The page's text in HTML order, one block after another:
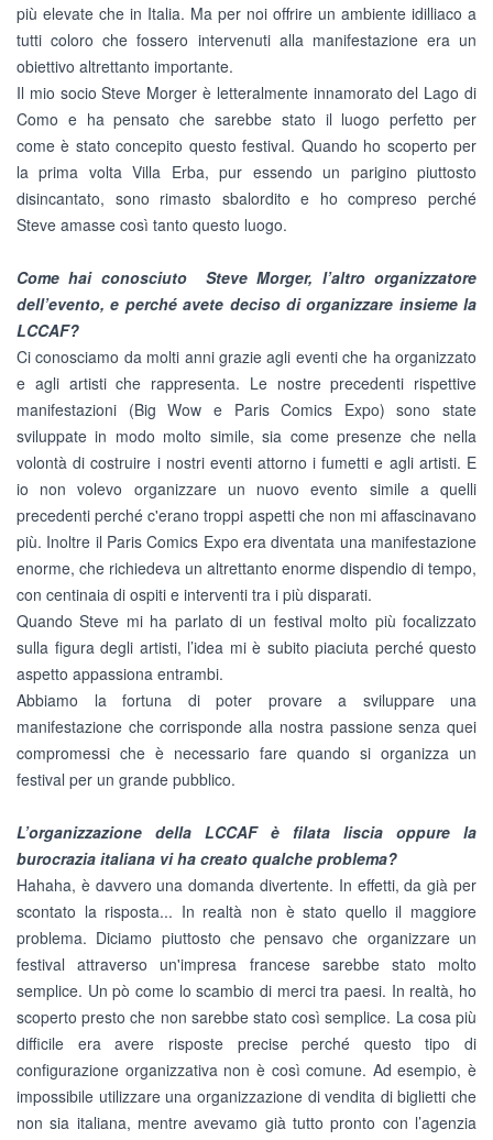
più elevate che in Italia. Ma per noi offrire un ambiente idilliaco a
tutti coloro che fossero intervenuti alla manifestazione era un
obiettivo altrettanto importante.
Il mio socio Steve Morger è letteralmente innamorato del Lago di
Como e ha pensato che sarebbe stato il luogo perfetto per
come è stato concepito questo festival. Quando ho scoperto per
la prima volta Villa Erba, pur essendo un parigino piuttosto
disincantato, sono rimasto sbalordito e ho compreso perché
Steve amasse così tanto questo luogo.
Come hai conosciuto Steve Morger, l’altro organizzatore
dell’evento, e perché avete deciso di organizzare insieme la
LCCAF?
Ci conosciamo da molti anni grazie agli eventi che ha organizzato
e agli artisti che rappresenta. Le nostre precedenti rispettive
manifestazioni (Big Wow e Paris Comics Expo) sono state
sviluppate in modo molto simile, sia come presenze che nella
volontà di costruire i nostri eventi attorno i fumetti e agli artisti. E
io non volevo organizzare un nuovo evento simile a quelli
precedenti perché c'erano troppi aspetti che non mi affascinavano
più. Inoltre il Paris Comics Expo era diventata una manifestazione
enorme, che richiedeva un altrettanto enorme dispendio di tempo,
con centinaia di ospiti e interventi tra i più disparati.
Quando Steve mi ha parlato di un festival molto più focalizzato
sulla figura degli artisti, l’idea mi è subito piaciuta perché questo
aspetto appassiona entrambi.
Abbiamo la fortuna di poter provare a sviluppare una
manifestazione che corrisponde alla nostra passione senza quei
compromessi che è necessario fare quando si organizza un
festival per un grande pubblico.
L’organizzazione della LCCAF è filata liscia oppure la
burocrazia italiana vi ha creato qualche problema?
Hahaha, è davvero una domanda divertente. In effetti, da già per
scontato la risposta... In realtà non è stato quello il maggiore
problema. Diciamo piuttosto che pensavo che organizzare un
festival attraverso un'impresa francese sarebbe stato molto
semplice. Un pò come lo scambio di merci tra paesi. In realtà, ho
scoperto presto che non sarebbe stato così semplice. La cosa più
difficile era avere risposte precise perché questo tipo di
configurazione organizzativa non è così comune. Ad esempio, è
impossibile utilizzare una organizzazione di vendita di biglietti che
non sia italiana, mentre avevamo già tutto pronto con l’agenzia